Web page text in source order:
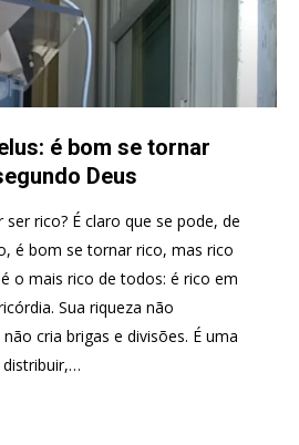
é bom se tornar
Deus
rico? É claro que se pode, de
é bom se tornar rico, mas rico
o mais rico de todos: é rico em
Sua riqueza não
cria brigas e divisões. É uma